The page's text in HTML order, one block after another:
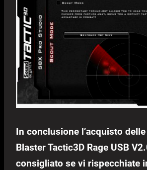
In conclusione l’acquisto delle
Blaster Tactic3D Rage USB
consigliato se vi rispecchiate